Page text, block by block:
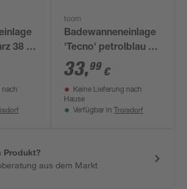
38 x
nach
toom
Badewanneneinlage
'Tecno' petrolblau 38
x 89 cm
33,99 €
Keine Lieferung nach
Hause
Verfügbar in Troisdorf
Produkt?
aus dem Markt